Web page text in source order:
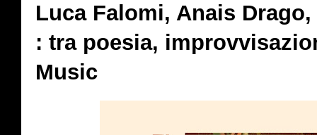
Luca Falomi, Anais
: tra poesia,
Music